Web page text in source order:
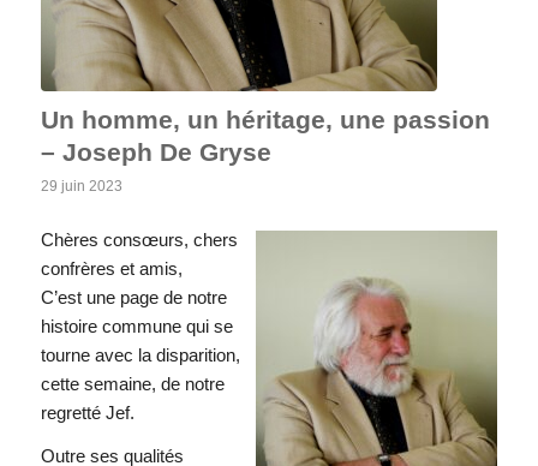
Un homme, un héritage, une passion
– Joseph De Gryse
29 juin 2023
Chères consœurs, chers
confrères et amis,
C’est une page de notre
histoire commune qui se
tourne avec la disparition,
cette semaine, de notre
regretté Jef.
Outre ses qualités